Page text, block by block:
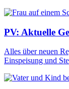
PV: Aktuelle
Alles über neuen
Einspeisung und